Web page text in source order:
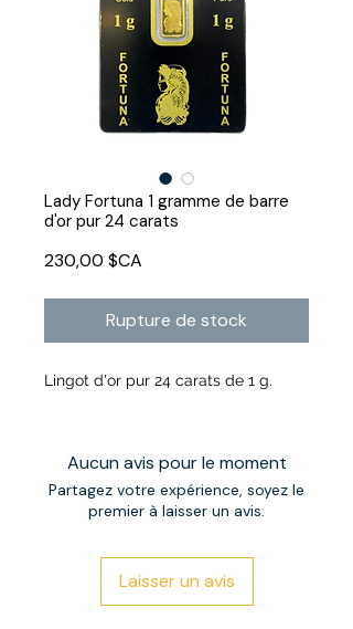
Lady Fortuna 1 gramme de barre
d'or pur 24 carats
230,00 $CA
Rupture de stock
Lingot d'or pur 24 carats de 1 g.
Aucun avis pour le moment
Partagez votre expérience, soyez le
premier à laisser un avis.
Laisser un avis